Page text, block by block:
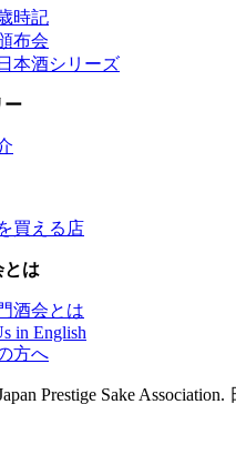
時記
布会
本酒シリーズ
ー
買える店
とは
酒会とは
in English
方へ
Prestige Sake